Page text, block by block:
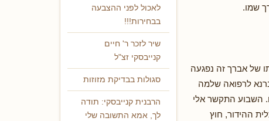
שמו.
של אברך זה נפגעה
לרפואה שלמה
השבוע התקשר אלי
ההידור, חוץ
לאכול לפני ההצבעה
בבחירות!!!
שיר לזכר ר' חיים
קנייבסקי זצ"ל
סגולות בבדיקת מזוזות
הרבנית קנייבסקי: תודה
לך, אמא התשובה שלי